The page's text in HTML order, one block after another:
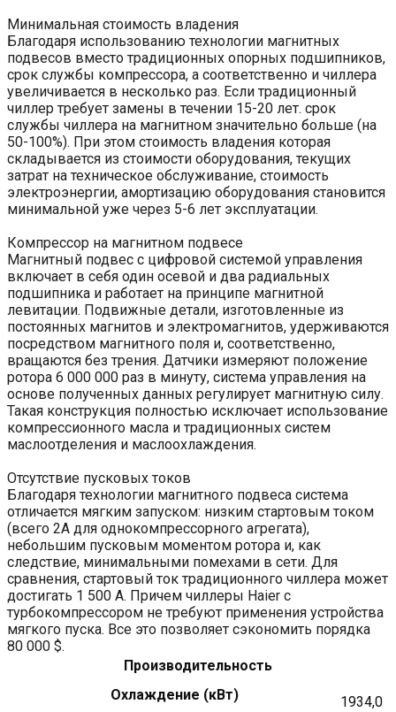
Минимальная стоимость владения
Благодаря использованию технологии магнитных
подвесов вместо традиционных опорных подшипников,
срок службы компрессора, а соответственно и чиллера
увеличивается в несколько раз. Если традиционный
чиллер требует замены в течении 15-20 лет. срок
службы чиллера на магнитном значительно больше (на
50-100%). При этом стоимость владения которая
складывается из стоимости оборудования, текущих
затрат на техническое обслуживание, стоимость
электроэнергии, амортизацию оборудования становится
минимальной уже через 5-6 лет эксплуатации.
Компрессор на магнитном подвесе
Магнитный подвес с цифровой системой управления
включает в себя один осевой и два радиальных
подшипника и работает на принципе магнитной
левитации. Подвижные детали, изготовленные из
постоянных магнитов и электромагнитов, удерживаются
посредством магнитного поля и, соответственно,
вращаются без трения. Датчики измеряют положение
ротора 6 000 000 раз в минуту, система управления на
основе полученных данных регулирует магнитную силу.
Такая конструкция полностью исключает использование
компрессионного масла и традиционных систем
маслоотделения и маслоохлаждения.
Отсутствие пусковых токов
Благодаря технологии магнитного подвеса система
отличается мягким запуском: низким стартовым током
(всего 2А для однокомпрессорного агрегата),
небольшим пусковым моментом ротора и, как
следствие, минимальными помехами в сети. Для
сравнения, стартовый ток традиционного чиллера может
достигать 1 500 А. Причем чиллеры Haier с
турбокомпрессором не требуют применения устройства
мягкого пуска. Все это позволяет сэкономить порядка
80 000 $.
Производительность
Охлаждение (кВт)
1934,0